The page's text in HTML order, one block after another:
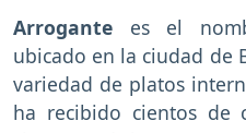
Arrogante es el
ubicado en la ciudad de
variedad de platos
ha recibido cientos de